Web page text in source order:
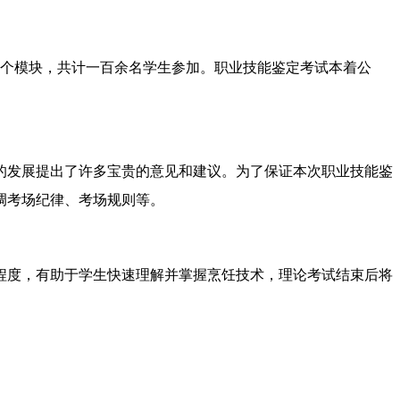
模块，共计一百余名学生参加。职业技能鉴定考试本着公
展提出了许多宝贵的意见和建议。为了保证本次职业技能鉴
场纪律、考场规则等。
，有助于学生快速理解并掌握烹饪技术，理论考试结束后将